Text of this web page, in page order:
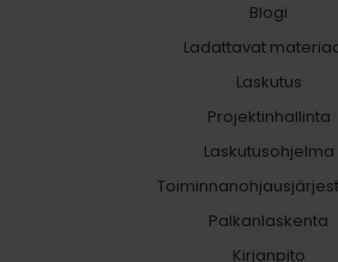
Blogi
Ladattavat
Laskutus
Projektinhallinta
Laskutusohjelma
Palkanlaskenta
Kirjanpito